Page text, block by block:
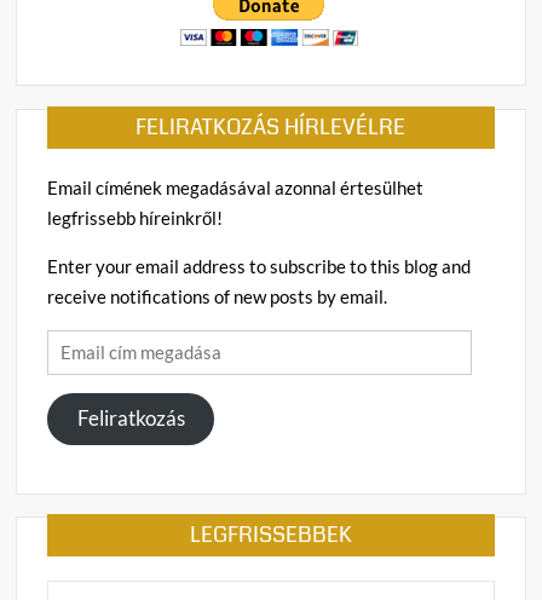
FELIRATKOZÁS HÍRLEVÉLRE
Email címének megadásával azonnal értesülhet
legfrissebb híreinkről!
Enter your email address to subscribe to this blog and
receive notifications of new posts by email.
Email
cím
megadása
Feliratkozás
LEGFRISSEBBEK